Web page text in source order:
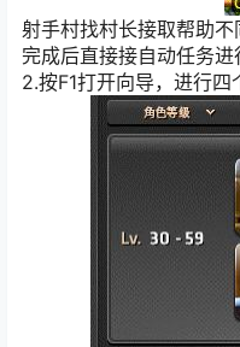
射手村找村长接取帮助不
完成后直接接自动任务进
2.按F1打开向导，进行四